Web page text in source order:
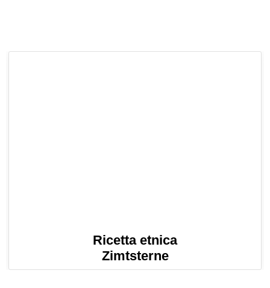
Ricetta etnica
Zimtsterne